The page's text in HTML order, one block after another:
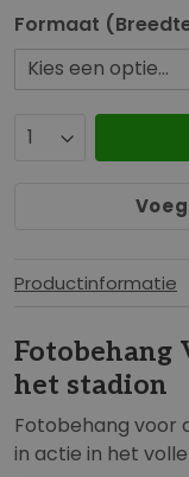
n
g
e
i
j
b
e
e
b
e
e
l
Formaat
Productinformatie
Fotobehang
het stadion
Fotobehang voor
in actie in het